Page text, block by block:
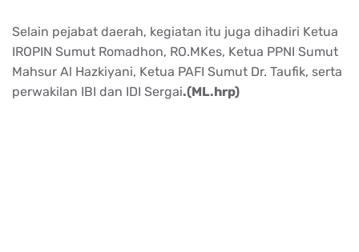
Selain pejabat daerah, kegiatan itu juga dihadiri Ketua
IROPIN Sumut Romadhon, RO.MKes, Ketua PPNI Sumut
Mahsur Al Hazkiyani, Ketua PAFI Sumut Dr. Taufik, serta
perwakilan IBI dan IDI Sergai.(ML.hrp)